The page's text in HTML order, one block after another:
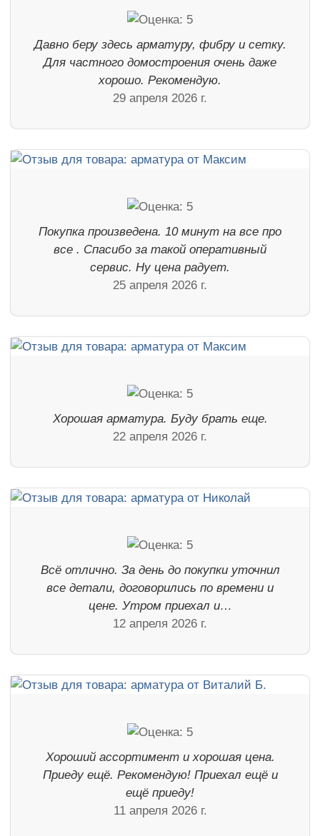
Давно беру здесь арматуру, фибру и сетку.
Для частного домостроения очень даже
хорошо. Рекомендую.
29 апреля 2026 г.
Покупка произведена. 10 минут на все про
все . Спасибо за такой оперативный
сервис. Ну цена радует.
25 апреля 2026 г.
Хорошая арматура. Буду брать еще.
22 апреля 2026 г.
Всё отлично. За день до покупки уточнил
все детали, договорились по времени и
цене. Утром приехал и…
12 апреля 2026 г.
Хороший ассортимент и хорошая цена.
Приеду ещё. Рекомендую! Приехал ещё и
ещё приеду!
11 апреля 2026 г.